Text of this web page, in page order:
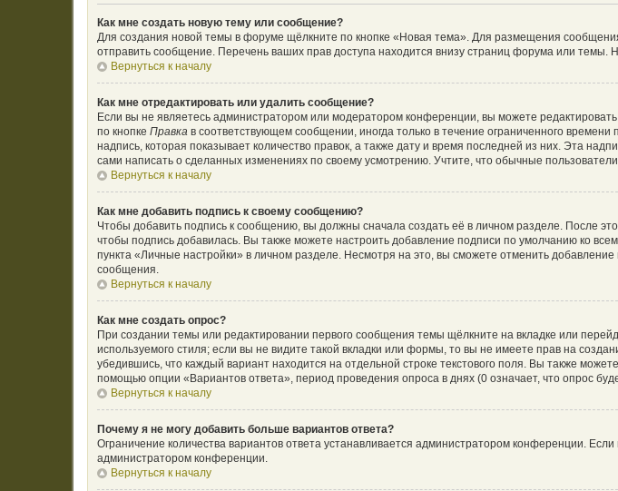
Как мне создать новую тему или сообщение?
Для создания новой темы в форуме щёлкните по кнопке «Новая тема». Для размещения
отправить сообщение. Перечень ваших прав доступа находится внизу страниц форума или
Вернуться к началу
Как мне отредактировать или удалить сообщение?
Если вы не являетесь администратором или модератором конференции, вы можете
по кнопке Правка в соответствующем сообщении, иногда только в течение ограниченного
надпись, которая показывает количество правок, а также дату и время последней из них. Эта
сами написать о сделанных изменениях по своему усмотрению. Учтите, что обычные
Вернуться к началу
Как мне добавить подпись к своему сообщению?
Чтобы добавить подпись к сообщению, вы должны сначала создать её в личном разделе. После
чтобы подпись добавилась. Вы также можете настроить добавление подписи по умолчанию ко
пункта «Личные настройки» в личном разделе. Несмотря на это, вы сможете отменить
сообщения.
Вернуться к началу
Как мне создать опрос?
При создании темы или редактировании первого сообщения темы щёлкните на вкладке или
используемого стиля; если вы не видите такой вкладки или формы, то вы не имеете прав на
убедившись, что каждый вариант находится на отдельной строке текстового поля. Вы также
помощью опции «Вариантов ответа», период проведения опроса в днях (0 означает, что опрос
Вернуться к началу
Почему я не могу добавить больше вариантов ответа?
Ограничение количества вариантов ответа устанавливается администратором конференции.
администратором конференции.
Вернуться к началу